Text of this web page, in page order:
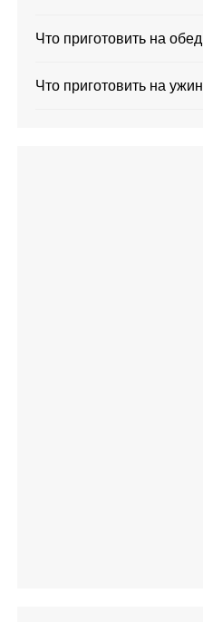
Что приготовить на обед
Что приготовить на ужин